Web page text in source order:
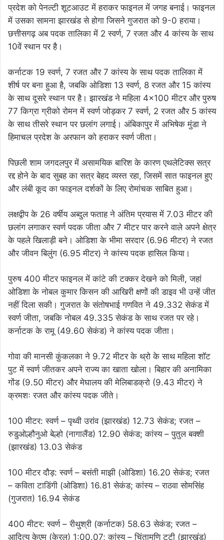
प्रदेश को पेनल्टी शूटआउट में हराकर फाइनल में जगह बनाई। फाइनल
में उसका सामना झारखंड से होगा जिसने गुजरात को 9-0 हराया।
छत्तीसगढ़ अब पदक तालिका में 2 स्वर्ण, 7 रजत और 4 कांस्य के साथ
10वें स्थान पर है।
कर्नाटक 19 स्वर्ण, 7 रजत और 7 कांस्य के साथ पदक तालिका में
शीर्ष पर बना हुआ है, जबकि ओडिशा 13 स्वर्ण, 8 रजत और 15 कांस्य
के साथ दूसरे स्थान पर है। झारखंड ने महिला 4×100 मीटर और पुरुष
77 किग्रा ग्रीको रोमन में स्वर्ण जोड़कर 7 स्वर्ण, 2 रजत और 5 कांस्य
के साथ तीसरे स्थान पर छलांग लगाई। अंबिकापुर में अभिषेक मुंडा ने
हिमाचल प्रदेश के अरफान को हराकर स्वर्ण जीता।
पिछली शाम जगदलपुर में असामयिक बारिश के कारण एथलेटिक्स सत्र
रद्द होने के बाद सुबह का सत्र बेहद व्यस्त रहा, जिसमें सात फाइनल हुए
और लंबी कूद का फाइनल दर्शकों के लिए रोमांचक साबित हुआ।
लक्षद्वीप के 26 वर्षीय अब्दुल फताह ने अंतिम प्रयास में 7.03 मीटर की
छलांग लगाकर स्वर्ण पदक जीता और 7 मीटर पार करने वाले अपने क्षेत्र
के पहले खिलाड़ी बने। ओडिशा के भीमा सरदार (6.96 मीटर) ने रजत
और जीवन बिलुंग (6.95 मीटर) ने कांस्य पदक हासिल किया।
पुरुष 400 मीटर फाइनल में कांटे की टक्कर देखने को मिली, जहां
ओडिशा के नोबल कुमार किसन की आखिरी क्षणों की डाइव भी उन्हें जीत
नहीं दिला सकी। गुजरात के संतोषभाई गणवित ने 49.332 सेकंड में
स्वर्ण जीता, जबकि नोबल 49.335 सेकंड के साथ रजत पर रहे।
कर्नाटक के रामू (49.60 सेकंड) ने कांस्य पदक जीता।
गोवा की मानसी कुंकलका ने 9.72 मीटर के थ्रो के साथ महिला शॉट
पुट में स्वर्ण जीतकर अपने राज्य का खाता खोला। बिहार की अनामिका
गोंड (9.50 मीटर) और मेघालय की मेलिबाडक्रो (9.43 मीटर) ने
क्रमशः रजत और कांस्य पदक जीते।
100 मीटर: स्वर्ण – पृथ्वी उरांव (झारखंड) 12.73 सेकंड; रजत –
रुडुओल्हौनुओ बेल्हो (नागालैंड) 12.90 सेकंड; कांस्य – पुतुल बक्शी
(झारखंड) 13.03 सेकंड
100 मीटर दौड़: स्वर्ण – बसंती माझी (ओडिशा) 16.20 सेकंड; रजत
– कविता टाडिंगी (ओडिशा) 16.81 सेकंड; कांस्य – राठवा सोमसिंह
(गुजरात) 16.94 सेकंड
400 मीटर: स्वर्ण – रीथुश्री (कर्नाटक) 58.63 सेकंड; रजत –
आदित्य केएम (केरल) 1:00.07; कांस्य – चिंतामणि टुटी (झारखंड)